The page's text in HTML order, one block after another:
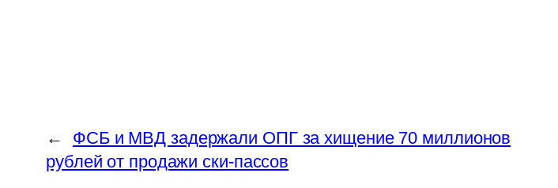
←
ФСБ и МВД задержали ОПГ за хищение 70 миллионов
рублей от продажи ски-пассов